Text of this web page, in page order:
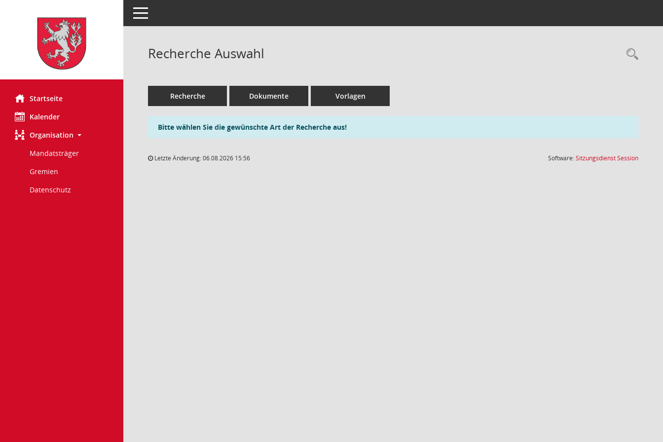
Startseite
Kalender
Organisation
Mandatsträger
Gremien
Datenschutz
Toggle navigation
Recherche Auswahl
Recherche Dokumente Vorlagen
Bitte wählen Sie die gewünschte Art der Recherche aus!
Letzte Änderung: 06.08.2026 15:56 Software:SitzungsdienstSession(Wird in